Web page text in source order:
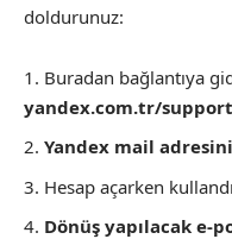
doldurunuz:
Buradan bağlantıya
yandex.com.tr/
Yandex mail
Hesap açarken
Dönüş yapılacak e-